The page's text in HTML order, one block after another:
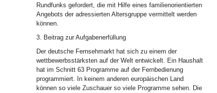
Rundfunks gefordert, die mit Hilfe eines familienorientierten
Angebots der adressierten Altersgruppe vermittelt werden
können.
3. Beitrag zur Aufgabenerfüllung
Der deutsche Fernsehmarkt hat sich zu einem der
wettbewerbsstärksten auf der Welt entwickelt. Ein Haushalt
hat im Schnitt 63 Programme auf der Fernbedienung
programmiert. In keinem anderen europäischen Land
können so viele Zuschauer so viele Programme sehen. Die